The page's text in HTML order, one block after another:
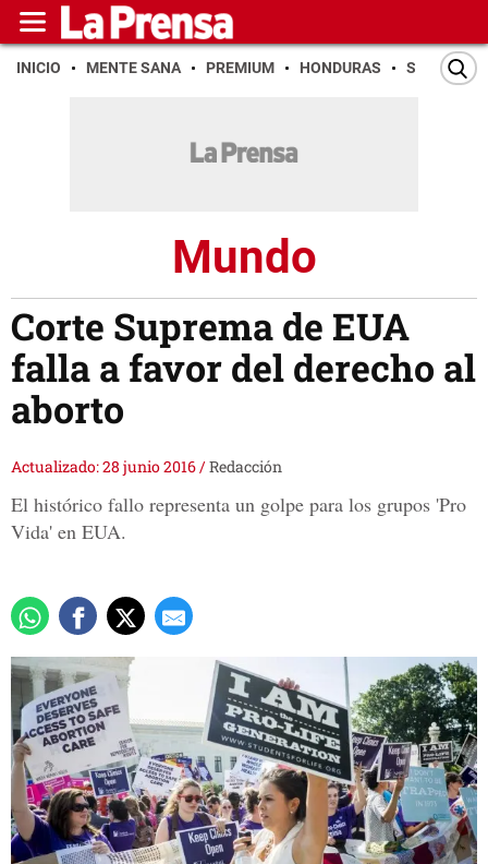
INICIO MENTE SANA PREMIUM HONDURAS SAN PEDRO
Mundo
Corte Suprema de EUA
falla a favor del derecho al
aborto
Actualizado: 28 junio 2016/Redacción
El histórico fallo representa un golpe para los grupos 'Pro
Vida' en EUA.